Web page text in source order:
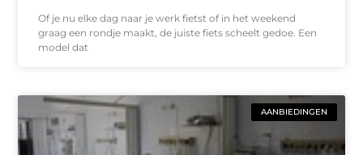
Of je nu elke dag naar je werk fietst of in het weekend
graag een rondje maakt, de juiste fiets scheelt gedoe. Een
model dat
AANBIEDINGEN